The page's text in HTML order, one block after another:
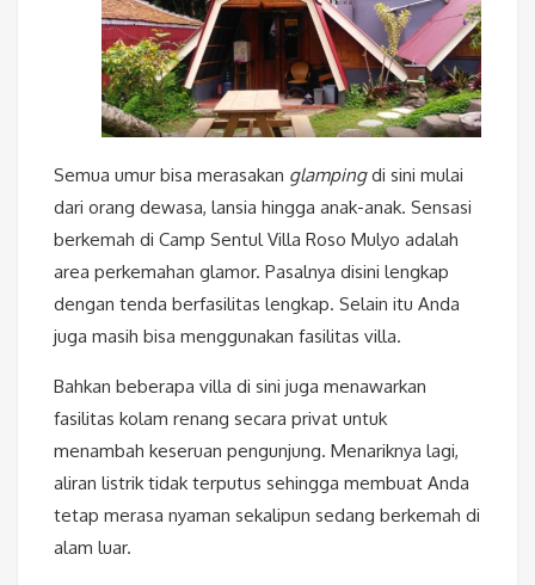
Semua umur bisa merasakan glampingdi sini mulai
dari orang dewasa, lansia hingga anak-anak. Sensasi
berkemah di Camp Sentul Villa Roso Mulyo adalah
area perkemahan glamor. Pasalnya disini lengkap
dengan tenda berfasilitas lengkap. Selain itu Anda
juga masih bisa menggunakan fasilitas villa.
Bahkan beberapa villa di sini juga menawarkan
fasilitas kolam renang secara privat untuk
menambah keseruan pengunjung. Menariknya lagi,
aliran listrik tidak terputus sehingga membuat Anda
tetap merasa nyaman sekalipun sedang berkemah di
alam luar.